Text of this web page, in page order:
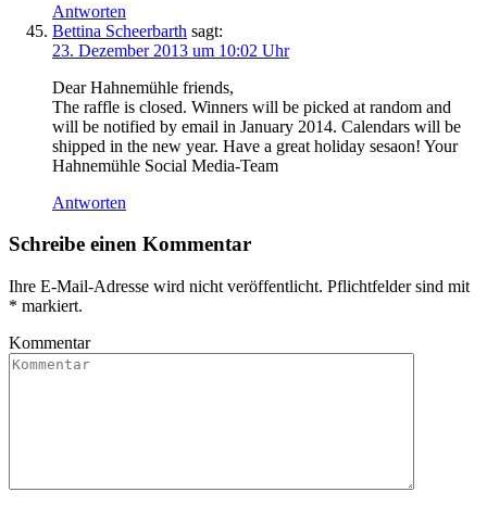
Antworten
Bettina Scheerbarth sagt:
23. Dezember 2013 um 10:02 Uhr
Dear Hahnemühle friends,
The raffle is closed. Winners will be picked at random and
will be notified by email in January 2014. Calendars will be
shipped in the new year. Have a great holiday sesaon! Your
Hahnemühle Social Media-Team
Antworten
Schreibe einen Kommentar
Ihre E-Mail-Adresse wird nicht veröffentlicht. Pflichtfelder sind mit
* markiert.
Kommentar